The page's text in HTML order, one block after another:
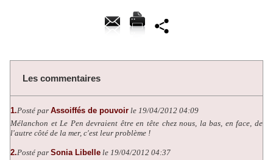
Les commentaires
1.Posté par Assoiffés de pouvoir le 19/04/2012 04:09
Mélanchon et Le Pen devraient être en tête chez nous, la bas, en face, de
l'autre côté de la mer, c'est leur problème !
2.Posté par Sonia Libelle le 19/04/2012 04:37